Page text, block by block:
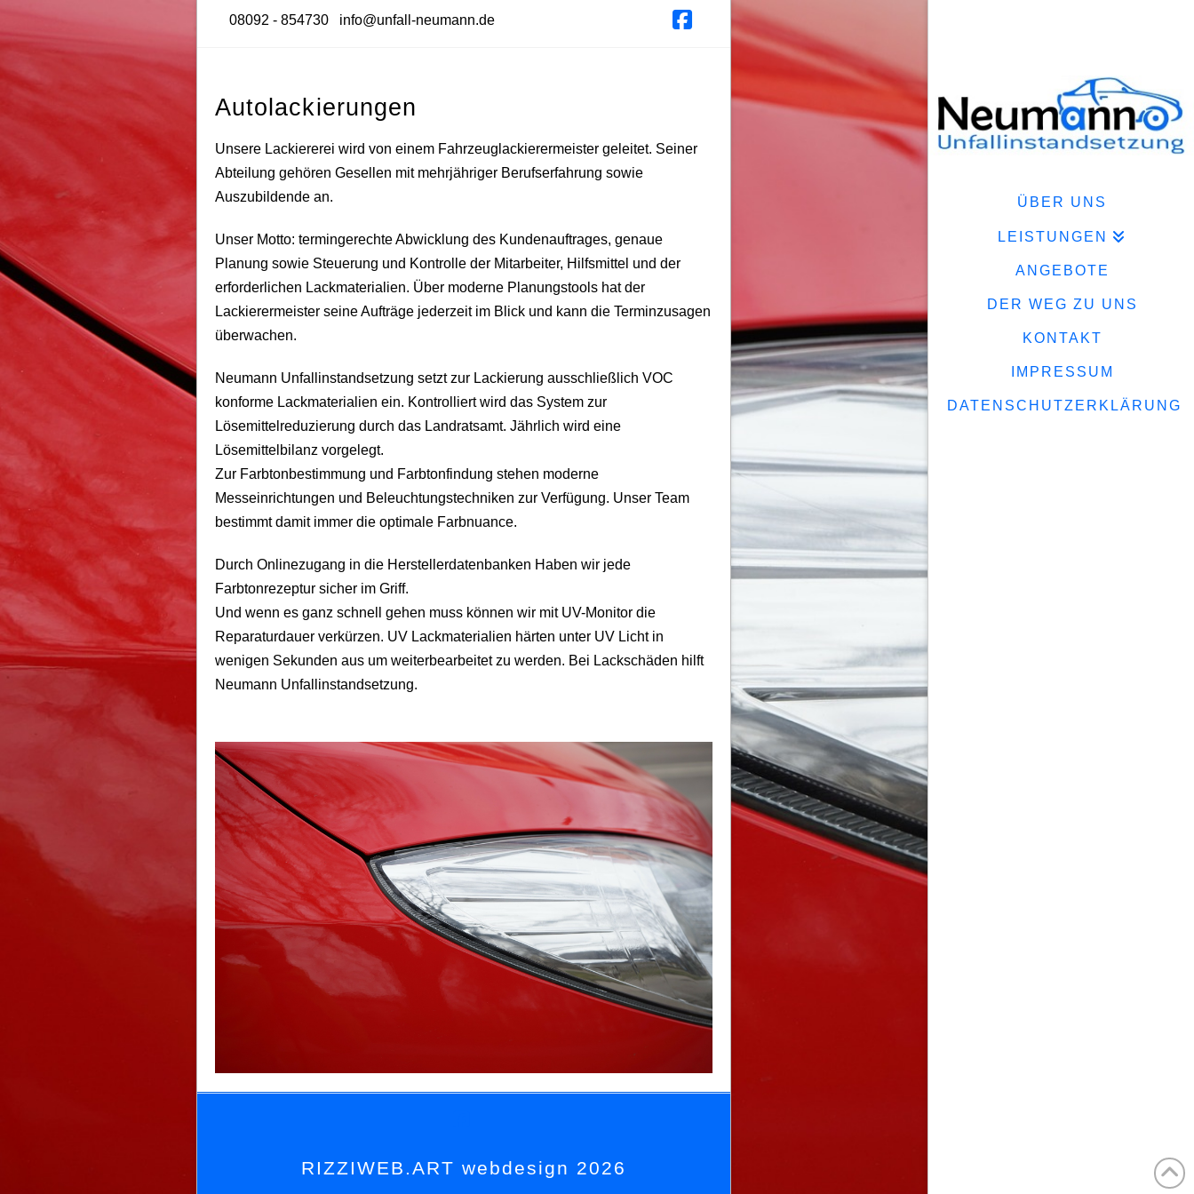
08092 - 854730 info@unfall-neumann.de
Facebook
ÜBER UNS
LEISTUNGEN
ANGEBOTE
DER WEG ZU UNS
KONTAKT
IMPRESSUM
DATENSCHUTZERKLÄRUNG
Autolackierungen
Unsere Lackiererei wird von einem Fahrzeuglackierermeister geleitet. Seiner
Abteilung gehören Gesellen mit mehrjähriger Berufserfahrung sowie
Auszubildende an.
Unser Motto: termingerechte Abwicklung des Kundenauftrages, genaue
Planung sowie Steuerung und Kontrolle der Mitarbeiter, Hilfsmittel und der
erforderlichen Lackmaterialien. Über moderne Planungstools hat der
Lackierermeister seine Aufträge jederzeit im Blick und kann die Terminzusagen
überwachen.
Neumann Unfallinstandsetzung setzt zur Lackierung ausschließlich VOC
konforme Lackmaterialien ein. Kontrolliert wird das System zur
Lösemittelreduzierung durch das Landratsamt. Jährlich wird eine
Lösemittelbilanz vorgelegt.
Zur Farbtonbestimmung und Farbtonfindung stehen moderne
Messeinrichtungen und Beleuchtungstechniken zur Verfügung. Unser Team
bestimmt damit immer die optimale Farbnuance.
Durch Onlinezugang in die Herstellerdatenbanken Haben wir jede
Farbtonrezeptur sicher im Griff.
Und wenn es ganz schnell gehen muss können wir mit UV-Monitor die
Reparaturdauer verkürzen. UV Lackmaterialien härten unter UV Licht in
wenigen Sekunden aus um weiterbearbeitet zu werden. Bei Lackschäden hilft
Neumann Unfallinstandsetzung.
RIZZIWEB.ART webdesign 2026